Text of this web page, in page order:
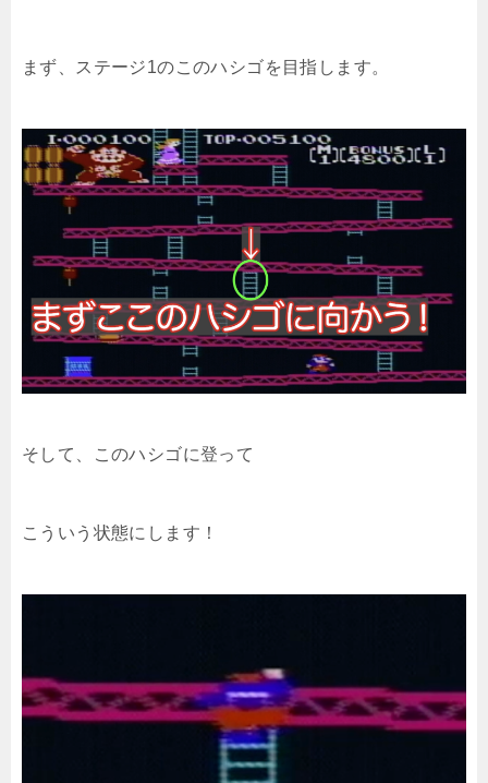
まず、ステージ1のこのハシゴを目指します。
そして、このハシゴに登って
こういう状態にします！